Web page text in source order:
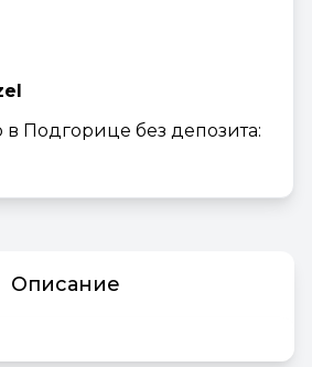
в Подгорице без депозита:
Описание